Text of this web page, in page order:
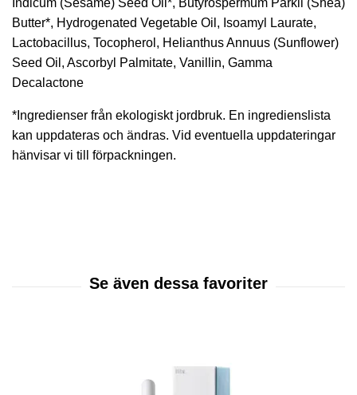
Indicum (Sesame) Seed Oil*, Butyrospermum Parkii (Shea)
Butter*, Hydrogenated Vegetable Oil, Isoamyl Laurate,
Lactobacillus, Tocopherol, Helianthus Annuus (Sunflower)
Seed Oil, Ascorbyl Palmitate, Vanillin, Gamma
Decalactone
*Ingredienser från ekologiskt jordbruk. En ingredienslista
kan uppdateras och ändras. Vid eventuella uppdateringar
hänvisar vi till förpackningen.